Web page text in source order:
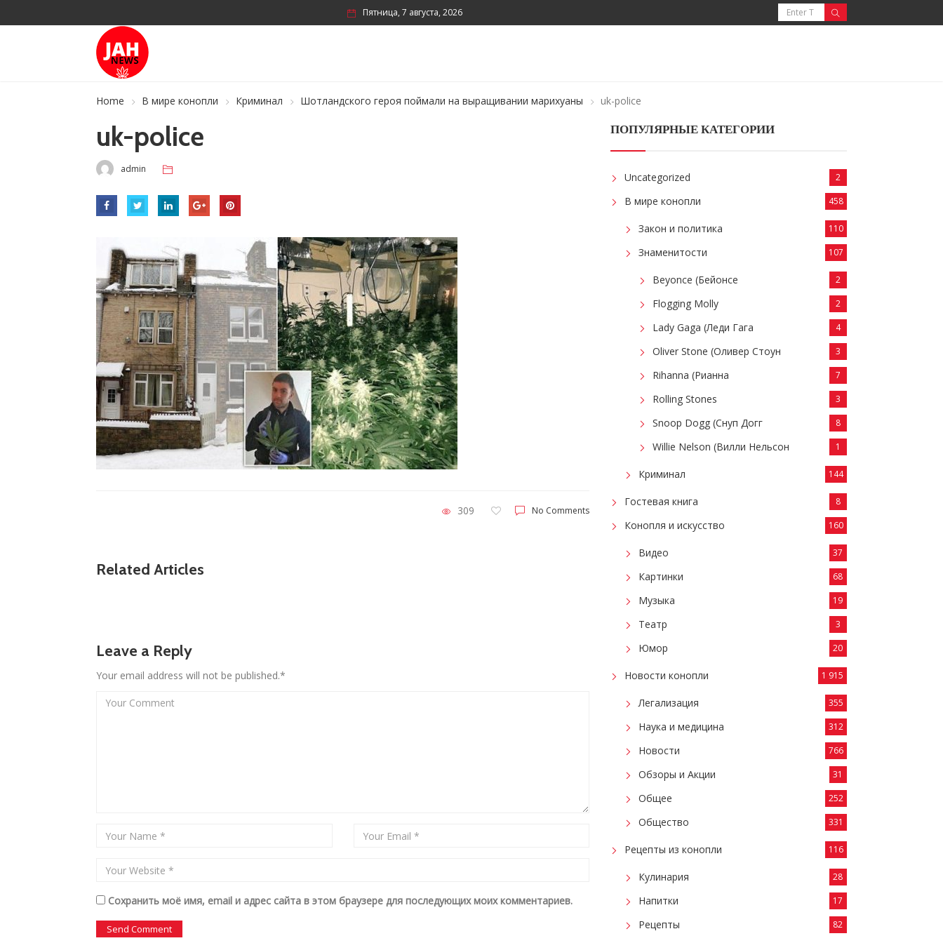
Пятница, 7 августа, 2026
Home В мире конопли Криминал Шотландского героя поймали на выращивании марихуаны uk-police
uk-police
admin
309 No Comments
Related Articles
Leave a Reply
Your email address will not be published.*
Сохранить моё имя, email и адрес сайта в этом браузере для последующих моих комментариев.
ПОПУЛЯРНЫЕ КАТЕГОРИИ
Uncategorized 2
В мире конопли 458
Закон и политика 110
Знаменитости 107
Beyonce (Бейонсе 2
Flogging Molly 2
Lady Gaga (Леди Гага 4
Oliver Stone (Оливер Стоун 3
Rihanna (Рианна 7
Rolling Stones 3
Snoop Dogg (Снуп Догг 8
Willie Nelson (Вилли Нельсон 1
Криминал 144
Гостевая книга 8
Конопля и искусство 160
Видео 37
Картинки 68
Музыка 19
Театр 3
Юмор 20
Новости конопли 1 915
Легализация 355
Наука и медицина 312
Новости 766
Обзоры и Акции 31
Общее 252
Общество 331
Рецепты из конопли 116
Кулинария 28
Напитки 17
Рецепты 82